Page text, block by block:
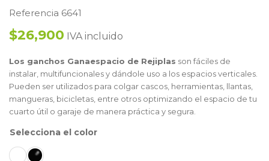
Referencia 6641
$26,900 IVA incluido
Los ganchos Ganaespacio de Rejiplas son fáciles de
instalar, multifuncionales y dándole uso a los espacios verticales.
Pueden ser utilizados para colgar cascos, herramientas, llantas,
mangueras, bicicletas, entre otros optimizando el espacio de tu
cuarto útil o garaje de manera práctica y segura.
color